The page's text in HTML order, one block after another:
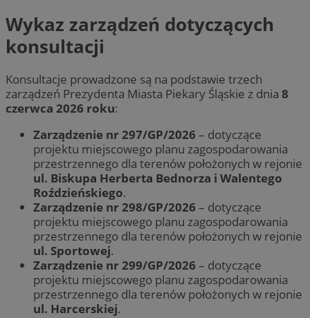
Wykaz zarządzeń dotyczących
konsultacji
Konsultacje prowadzone są na podstawie trzech
zarządzeń Prezydenta Miasta Piekary Śląskie z dnia 8
czerwca 2026 roku:
Zarządzenie nr 297/GP/2026 – dotyczące
projektu miejscowego planu zagospodarowania
przestrzennego dla terenów położonych w rejonie
ul. Biskupa Herberta Bednorza i Walentego
Roździeńskiego.
Zarządzenie nr 298/GP/2026 – dotyczące
projektu miejscowego planu zagospodarowania
przestrzennego dla terenów położonych w rejonie
ul. Sportowej.
Zarządzenie nr 299/GP/2026 – dotyczące
projektu miejscowego planu zagospodarowania
przestrzennego dla terenów położonych w rejonie
ul. Harcerskiej.